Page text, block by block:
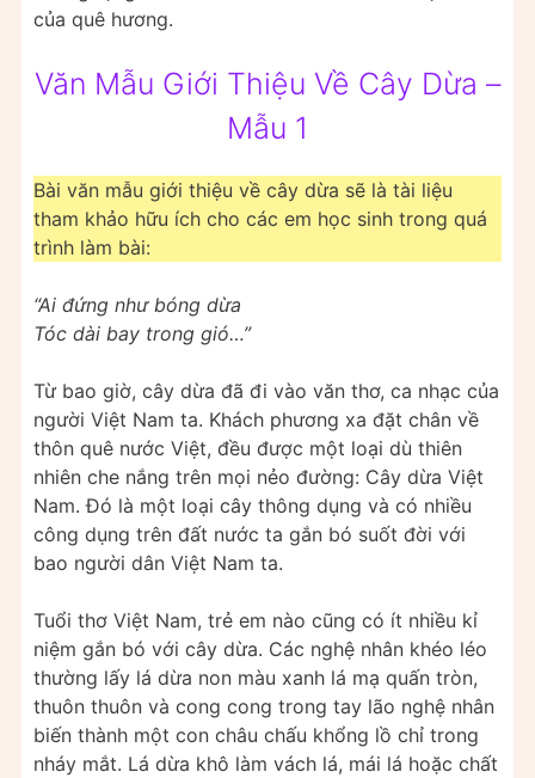
của quê hương.
Văn Mẫu Giới Thiệu Về Cây Dừa –
Mẫu 1
Bài văn mẫu giới thiệu về cây dừa sẽ là tài liệu
tham khảo hữu ích cho các em học sinh trong quá
trình làm bài:
“Ai đứng như bóng dừa
Tóc dài bay trong gió…”
Từ bao giờ, cây dừa đã đi vào văn thơ, ca nhạc của
người Việt Nam ta. Khách phương xa đặt chân về
thôn quê nước Việt, đều được một loại dù thiên
nhiên che nắng trên mọi nẻo đường: Cây dừa Việt
Nam. Đó là một loại cây thông dụng và có nhiều
công dụng trên đất nước ta gắn bó suốt đời với
bao người dân Việt Nam ta.
Tuổi thơ Việt Nam, trẻ em nào cũng có ít nhiều kỉ
niệm gắn bó với cây dừa. Các nghệ nhân khéo léo
thường lấy lá dừa non màu xanh lá mạ quấn tròn,
thuôn thuôn và cong cong trong tay lão nghệ nhân
biến thành một con châu chấu khổng lồ chỉ trong
nháy mắt. Lá dừa khô làm vách lá, mái lá hoặc chất